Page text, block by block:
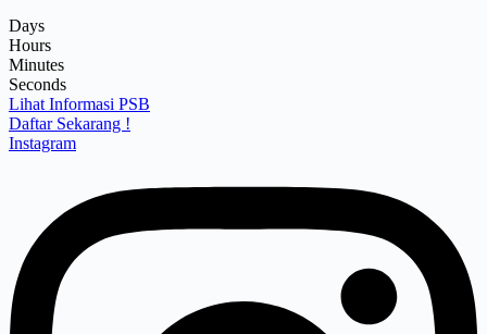
Days
Hours
Minutes
Seconds
Lihat Informasi PSB
Daftar Sekarang !
Instagram